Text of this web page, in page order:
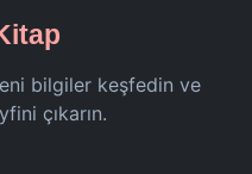
bilgiler keşfedin ve
çıkarın.